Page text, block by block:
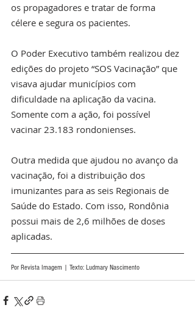
os propagadores e tratar de forma
célere e segura os pacientes.
O Poder Executivo também realizou dez
edições do projeto “SOS Vacinação” que
visava ajudar municípios com
dificuldade na aplicação da vacina.
Somente com a ação, foi possível
vacinar 23.183 rondonienses.
Outra medida que ajudou no avanço da
vacinação, foi a distribuição dos
imunizantes para as seis Regionais de
Saúde do Estado. Com isso, Rondônia
possui mais de 2,6 milhões de doses
aplicadas.
Por Revista Imagem | Texto: Ludmary Nascimento